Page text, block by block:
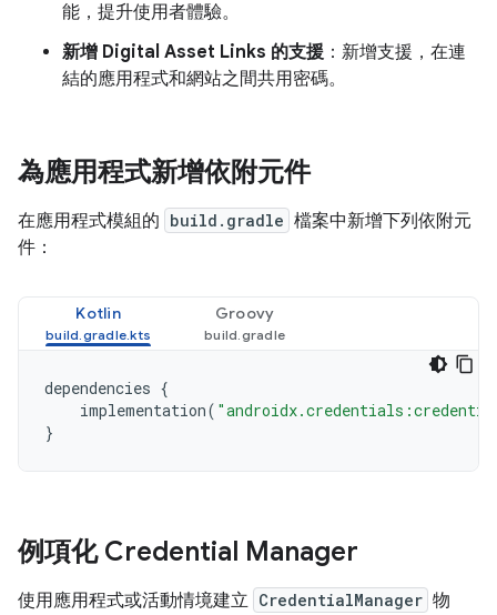
能，提升使用者體驗。
新增 Digital Asset Links 的支援 ：新增支援，在連
結的應用程式和網站之間共用密碼。
為應用程式新增依附元件
在應用程式模組的 build.gradle 檔案中新增下列依附元
件：
Kotlin Groovy
dependencies {
implementation(
}
例項化 Credential Manager
使用應用程式或活動情境建立 CredentialManager 物